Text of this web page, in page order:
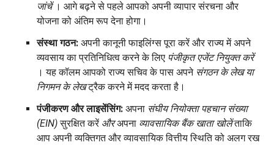
जांचें। आगे बढ़ने से पहले आपको अपनी व्यापार संरचना और
योजना को अंतिम रूप देना होगा।
संस्था गठन: अपनी कानूनी फाइलिंग्स पूरा करें और राज्य में अपने
व्यवसाय का प्रतिनिधित्व करने के लिए पंजीकृत एजेंट नियुक्त करें
। यह कॉलम आपको राज्य सचिव के पास अपने संगठन के लेख या
निगमन के लेखट्रैक करने में मदद करता है।
पंजीकरण और लाइसेंसिंग: अपना संघीय नियोक्ता पहचान संख्या
(EIN)सुरक्षित करें औरअपना व्यावसायिक बैंक खाता खोलेंताकि
आप अपनी व्यक्तिगत और व्यावसायिक वित्तीय स्थिति को अलग रख